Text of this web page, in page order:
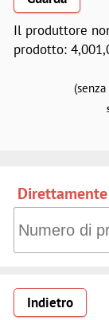
Il produttore
prodotto:
(senza
Indietro